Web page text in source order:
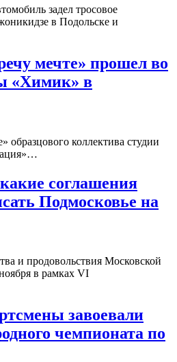
задел тросовое
в Подольске и
мечте» прошел во
«Химик» в
образцового коллектива студии
соглашения
Подмосковье на
и продовольствия Московской
в рамках VI
завоевали
чемпионата по